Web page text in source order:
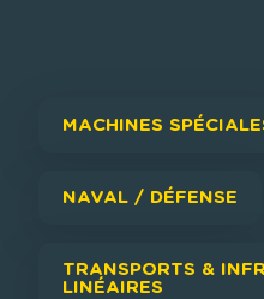
MACHINES
NAVAL / DÉFENSE
TRANSPORTS &
LINÉAIRES